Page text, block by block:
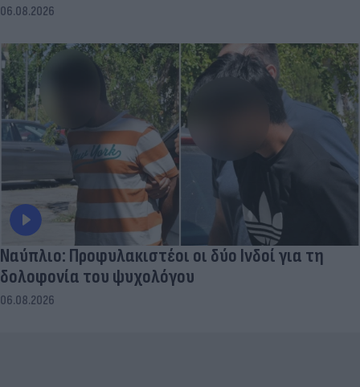
06.08.2026
Ναύπλιο: Προφυλακιστέοι οι δύο Ινδοί για τη
δολοφονία του ψυχολόγου
06.08.2026